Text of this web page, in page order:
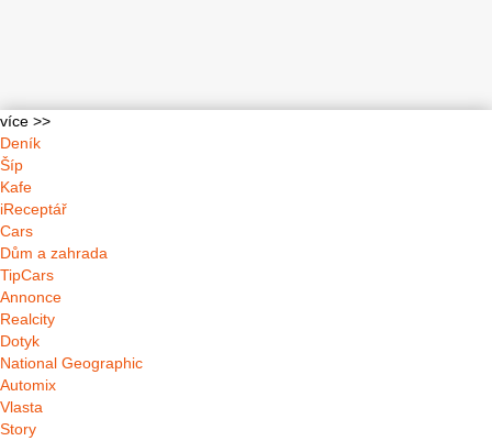
více >>
Deník
Šíp
Kafe
iReceptář
Cars
Dům a zahrada
TipCars
Annonce
Realcity
Dotyk
National Geographic
Automix
Vlasta
Story